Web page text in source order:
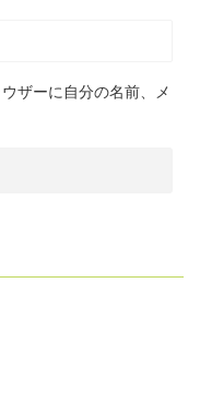
ザーに自分の名前、メ